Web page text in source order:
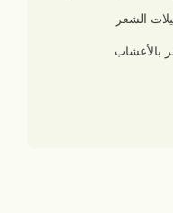
الشعر
بالأعشاب